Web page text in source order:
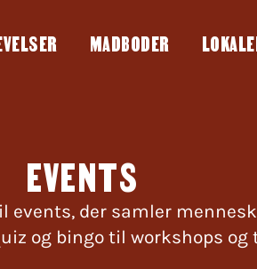
MADBODER
EVENTS
events, der samler
og bingo til workshops og